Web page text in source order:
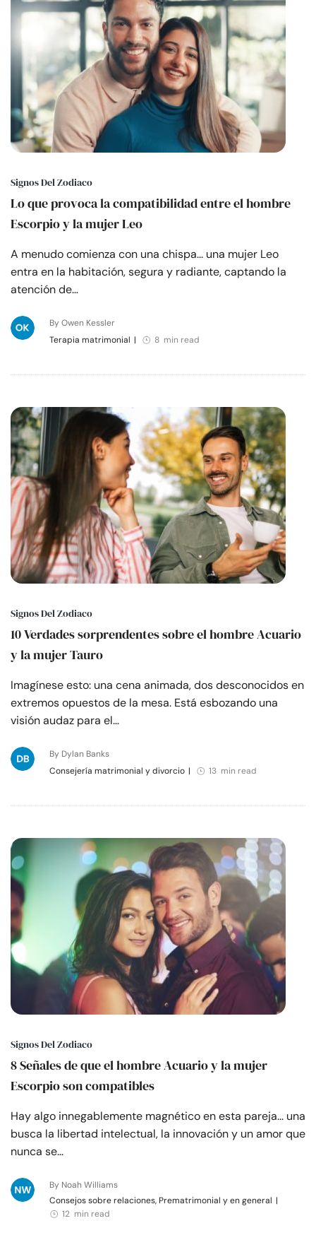
Signos Del Zodiaco
Lo que provoca la compatibilidad entre el hombre
Escorpio y la mujer Leo
A menudo comienza con una chispa... una mujer Leo
entra en la habitación, segura y radiante, captando la
atención de…
By Owen Kessler
Terapia matrimonial | 8 min read
Signos Del Zodiaco
10 Verdades sorprendentes sobre el hombre Acuario
y la mujer Tauro
Imagínese esto: una cena animada, dos desconocidos en
extremos opuestos de la mesa. Está esbozando una
visión audaz para el…
By Dylan Banks
Consejería matrimonial y divorcio | 13 min read
Signos Del Zodiaco
8 Señales de que el hombre Acuario y la mujer
Escorpio son compatibles
Hay algo innegablemente magnético en esta pareja... una
busca la libertad intelectual, la innovación y un amor que
nunca se…
By Noah Williams
Consejos sobre relaciones, Prematrimonial y en general |
12 min read